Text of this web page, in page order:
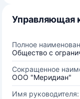
Управляющая
Полное
Общество с
Сокращенное
ООО "Меридиан"
Имя руководителя: